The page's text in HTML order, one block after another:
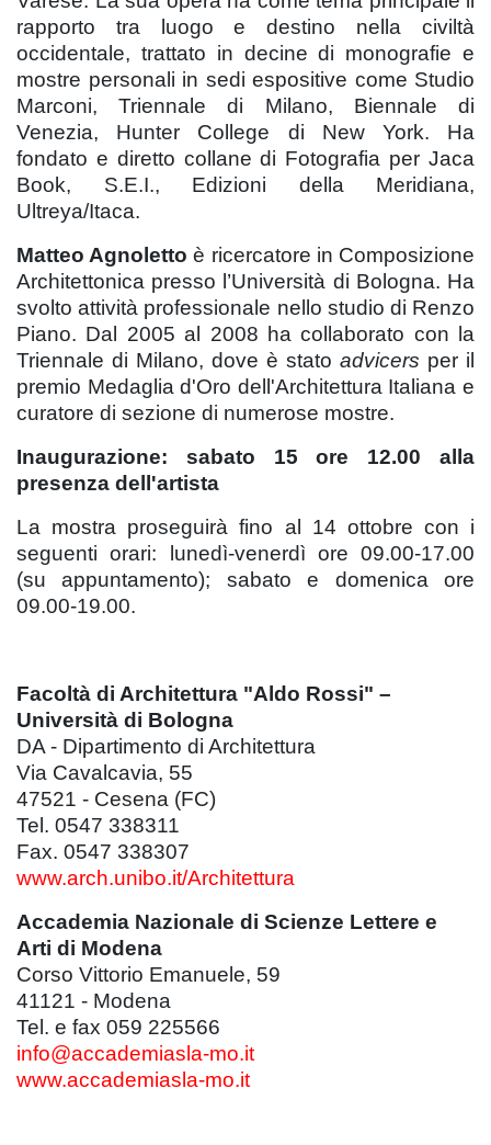
rapporto tra luogo e destino nella civiltà
occidentale, trattato in decine di monografie e
mostre personali in sedi espositive come Studio
Marconi, Triennale di Milano, Biennale di
Venezia, Hunter College di New York. Ha
fondato e diretto collane di Fotografia per Jaca
Book, S.E.I., Edizioni della Meridiana,
Ultreya/Itaca.
Matteo Agnoletto è ricercatore in Composizione
Architettonica presso l’Università di Bologna. Ha
svolto attività professionale nello studio di Renzo
Piano. Dal 2005 al 2008 ha collaborato con la
Triennale di Milano, dove è stato advicers per il
premio Medaglia d'Oro dell'Architettura Italiana e
curatore di sezione di numerose mostre.
Inaugurazione: sabato 15 ore 12.00 alla
presenza dell'artista
La mostra proseguirà fino al 14 ottobre con i
seguenti orari: lunedì-venerdì ore 09.00-17.00
(su appuntamento); sabato e domenica ore
09.00-19.00.
Facoltà di Architettura "Aldo Rossi" –
Università di Bologna
DA - Dipartimento di Architettura
Via Cavalcavia, 55
47521 - Cesena (FC)
Tel. 0547 338311
Fax. 0547 338307
www.arch.unibo.it/Architettura
Accademia Nazionale di Scienze Lettere e
Arti di Modena
Corso Vittorio Emanuele, 59
41121 - Modena
Tel. e fax 059 225566
info@accademiasla-mo.it
www.accademiasla-mo.it